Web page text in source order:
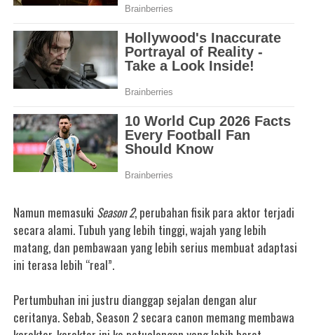
Namun memasuki Season 2, perubahan fisik para aktor terjadi
secara alami. Tubuh yang lebih tinggi, wajah yang lebih
matang, dan pembawaan yang lebih serius membuat adaptasi
ini terasa lebih “real”.
Pertumbuhan ini justru dianggap sejalan dengan alur
ceritanya. Sebab, Season 2 secara canon memang membawa